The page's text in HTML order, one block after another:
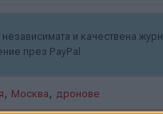
и качествена
през PayPal
, Москва , дронове